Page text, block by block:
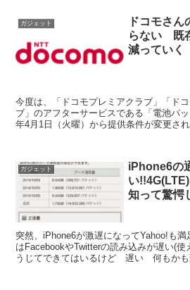
ガジェット
ドコモさん
らない 既
減っていく
今度は、「ドコモプレミアクラブ」「ド
ブ」のアフターサービスである「電池パ
年4月1日（火曜）から提供条件が変更さ
ガジェット
iPhone6の
い
知って驚愕
突然、iPhone6が激遅になってYahoo!も
はFacebookやTwitterの読み込みが遅い(
うじてできてはいるけど 遅い 何もか